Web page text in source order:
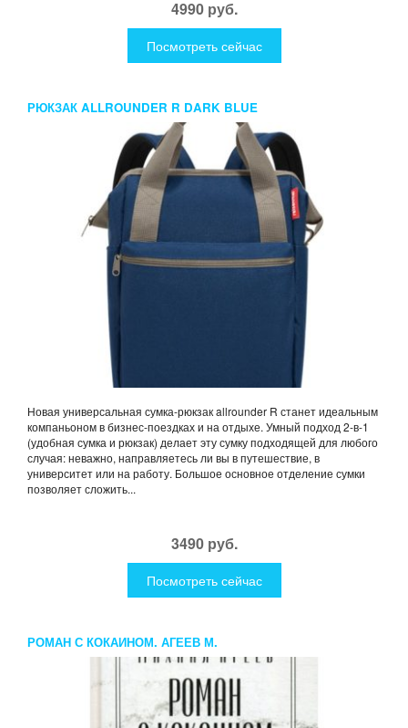
4990 руб.
Посмотреть сейчас
РЮКЗАК ALLROUNDER R DARK BLUE
Новая универсальная сумка-рюкзак allrounder R станет идеальным
компаньоном в бизнес-поездках и на отдыхе. Умный подход 2-в-1
(удобная сумка и рюкзак) делает эту сумку подходящей для любого
случая: неважно, направляетесь ли вы в путешествие, в
университет или на работу. Большое основное отделение сумки
позволяет сложить...
3490 руб.
Посмотреть сейчас
РОМАН С КОКАИНОМ. АГЕЕВ М.